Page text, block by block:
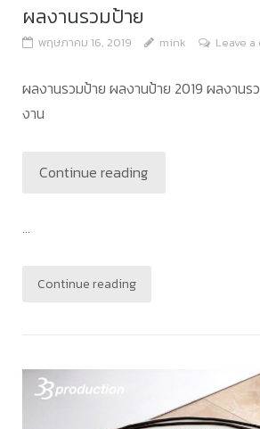
ผลงานรวมป้าย
พฤษภาคม 16, 2019 mink Leave
ผลงานรวมป้าย ผลงานป้าย 2019 ผลงานร
งาน
Continue reading
...
Continue reading